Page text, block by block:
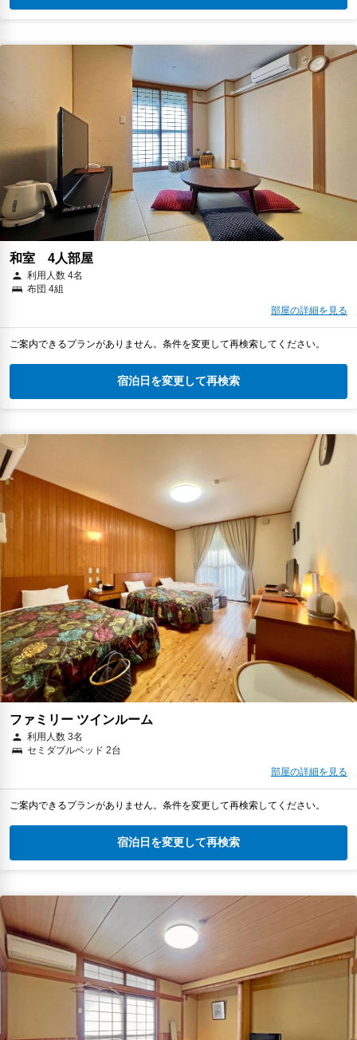
和室 4人部屋
利用人数 4名
布団 4組
部屋の詳細を見る
ご案内できるプランがありません。条件を変更して再検索してください。
宿泊日を変更して再検索
ファミリー ツインルーム
利用人数 3名
セミダブルベッド 2台
部屋の詳細を見る
ご案内できるプランがありません。条件を変更して再検索してください。
宿泊日を変更して再検索